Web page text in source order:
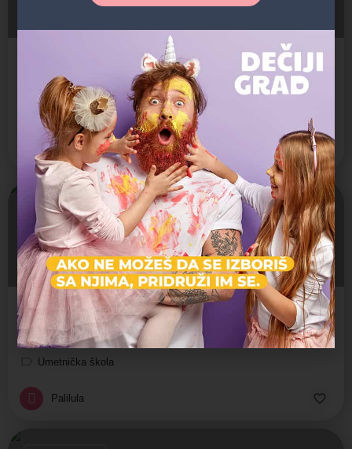
Dve Besne Gliste - Centar grada
Škola glume za decu
Umetnička škola
Palilula
Atelje za primenjenu umetnost
Dečiji kulturni centar Beograd
Umetnička škola
Palilula